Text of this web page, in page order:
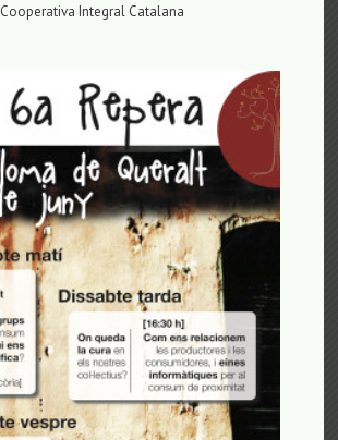
Cooperativa Integral Catalana